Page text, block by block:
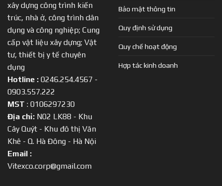
xây dựng công trình kiến
trúc, nhà ở, công trình dân
dụng và công nghiệp; Cung
cấp vật liệu xây dựng; Vật
tư, thiết bị y tế chuyên
dụng
Hotline : 0246.254.4567 -
0903.557.222
MST : 0106297230
Địa chỉ: N02 LK88 - Khu
Cây Quýt - Khu đô thị Văn
Khê - Q. Hà Đông - Hà Nội
Email :
Vitexco.corp@gmail.com
Bảo mật thông tin
Quy định sử dụng
Quy chế hoạt động
Hợp tác kinh doanh